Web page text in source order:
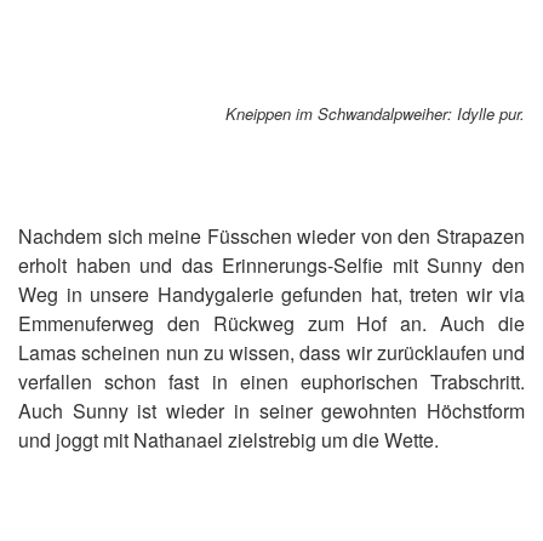
Kneippen im Schwandalpweiher: Idylle pur.
Nachdem sich meine Füsschen wieder von den Strapazen
erholt haben und das Erinnerungs-Selfie mit Sunny den
Weg in unsere Handygalerie gefunden hat, treten wir via
Emmenuferweg den Rückweg zum Hof an. Auch die
Lamas scheinen nun zu wissen, dass wir zurücklaufen und
verfallen schon fast in einen euphorischen Trabschritt.
Auch Sunny ist wieder in seiner gewohnten Höchstform
und joggt mit Nathanael zielstrebig um die Wette.